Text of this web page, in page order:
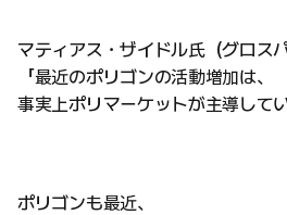
マティアス・ザイドル氏（グロス
「最近のポリゴンの活動増加は、
事実上ポリマーケットが主導して
ポリゴンも最近、